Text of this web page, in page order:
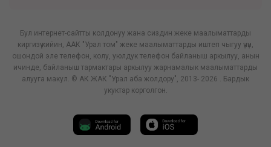
Бул интернет-сайтты колдонуу жана сиздин жеке маалыматтарды
киргизүү кийин, ААК "Урал том" жеке маалыматтарды иштеп чыгуу үчүн,
ошондой эле телефон, колу, уюлдук телефон байланыш аркылуу, анын
ичинде, байланыш тармактары аркылуу жарнамалык маалыматтарды
алууга макул. © АК ЖАК "Урал аба жолдору", 2013- 2026 . Бардык
укуктар корголгон.